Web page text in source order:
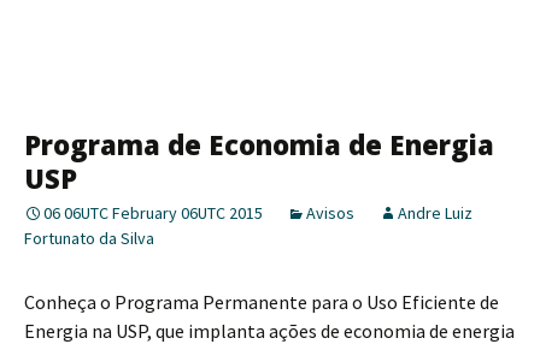
Programa de Economia de Energia
USP
06 06UTC February 06UTC 2015 Avisos
Andre Luiz
Fortunato da Silva
Conheça o Programa Permanente para o Uso Eficiente de
Energia na USP, que implanta ações de economia de energia